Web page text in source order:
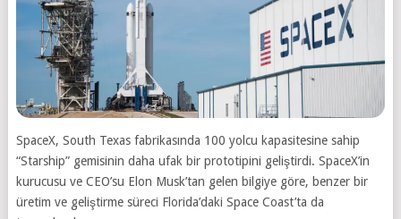
SpaceX, South Texas fabrikasında 100 yolcu kapasitesine sahip
“Starship” gemisinin daha ufak bir prototipini geliştirdi. SpaceX’in
kurucusu ve CEO’su Elon Musk’tan gelen bilgiye göre, benzer bir
üretim ve geliştirme süreci Florida’daki Space Coast’ta da